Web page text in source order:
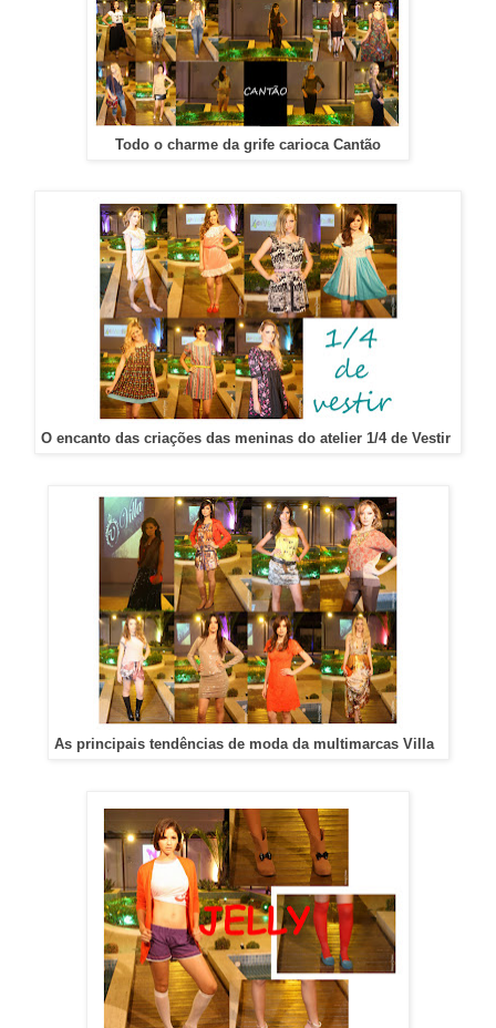
Todo o charme da grife carioca Cantão
O encanto das criações das meninas do atelier 1/4 de Vestir
As principais tendências de moda da multimarcas Villa